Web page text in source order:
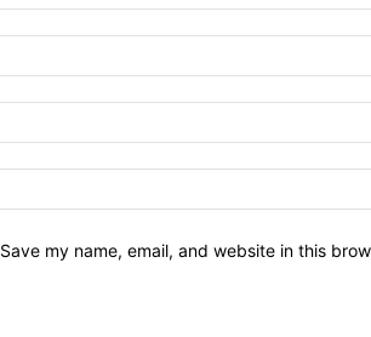
Save my name, email, and website in this